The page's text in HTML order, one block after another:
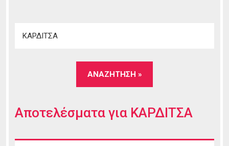
Αποτελέσματα για ΚΑΡΔΙΤΣΑ